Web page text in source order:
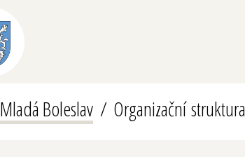
Mladá Boleslav Organizační struktura